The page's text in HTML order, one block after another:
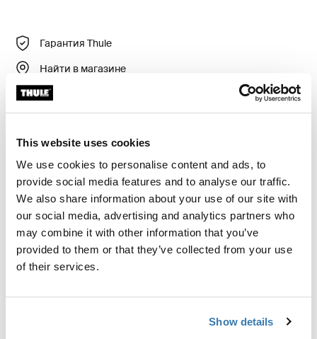
This website uses cookies
We use cookies to personalise content and ads, to
provide social media features and to analyse our traffic.
We also share information about your use of our site with
our social media, advertising and analytics partners who
may combine it with other information that you’ve
provided to them or that they’ve collected from your use
of their services.
Show details
Гарантия Thule
Найти в магазине
багажника для крыши Thule на автомобили без
готовых точек крепления или установленных
изготовителем багажников.
Toggle features
Все характеристики